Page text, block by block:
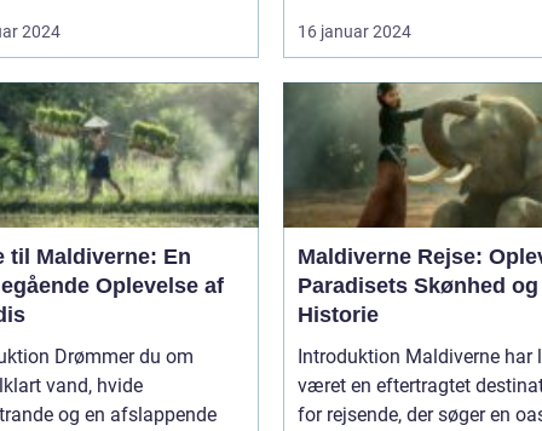
2024 16 januar 2024
til Maldiverne: En
Oplevelse af
Drømmer du om
vand, hvide
og en afslappende
Maldiverne Rejse:
Paradisets Skønhed og
Historie
Introduktion Maldiverne har længe
været en eftertragtet
for rejsende, der søger en